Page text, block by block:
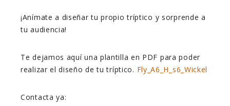
¡Anímate a diseñar tu propio tríptico y sorprende a
tu audiencia!
Te dejamos aquí una plantilla en PDF para poder
realizar el diseño de tu tríptico. Fly_A6_H_s6_Wickel
Contacta ya: